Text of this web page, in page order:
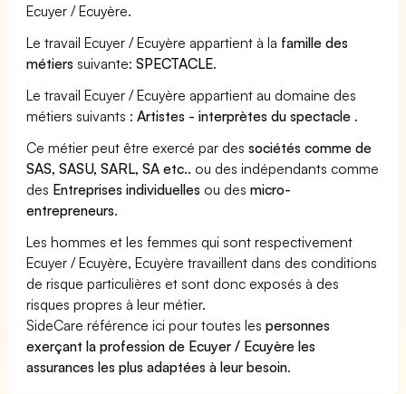
Ecuyer / Ecuyère.
Le travail Ecuyer / Ecuyère appartient à la famille des
métiers suivante:SPECTACLE.
Le travail Ecuyer / Ecuyère appartient au domaine des
métiers suivants :Artistes - interprètes du spectacle .
Ce métier peut être exercé par dessociétés comme de
SAS, SASU, SARL, SA etc.. ou des indépendants comme
des Entreprises individuelles ou desmicro-
entrepreneurs.
Les hommes et les femmes qui sont respectivement
Ecuyer / Ecuyère, Ecuyère travaillent dans des conditions
de risque particulières et sont donc exposés à des
risques propres à leur métier.
SideCare référence ici pour toutes lespersonnes
exerçant la profession de Ecuyer / Ecuyère les
assurances les plus adaptées à leur besoin.